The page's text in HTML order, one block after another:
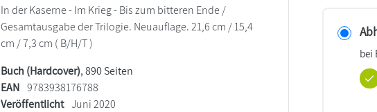
In der Kaserne - Im Krieg - Bis zum bitteren Ende /
Gesamtausgabe der Trilogie. Neuauflage. 21,6 cm / 15,4
cm / 7,3 cm ( B/H/T )
Buch (Hardcover), 890 Seiten
EAN 9783938176788
Veröffentlicht Juni 2020
bei